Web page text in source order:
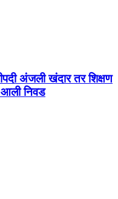
अंजली खंदार तर शिक्षण
आली निवड